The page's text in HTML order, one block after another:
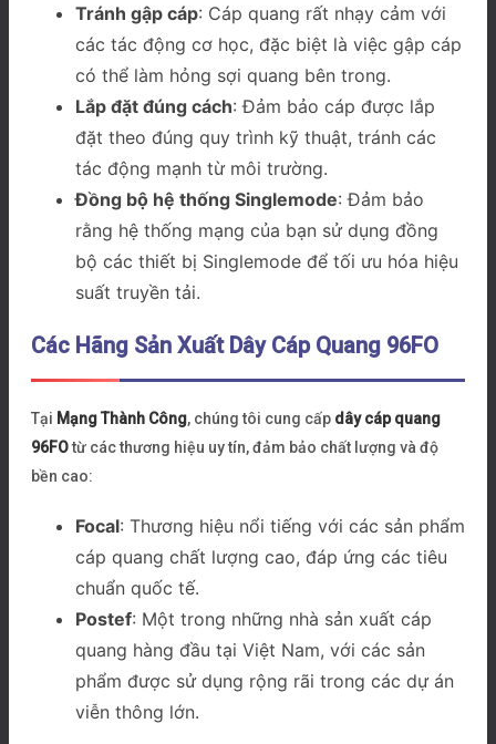
Tránh gập cáp: Cáp quang rất nhạy cảm với
các tác động cơ học, đặc biệt là việc gập cáp
có thể làm hỏng sợi quang bên trong.
Lắp đặt đúng cách: Đảm bảo cáp được lắp
đặt theo đúng quy trình kỹ thuật, tránh các
tác động mạnh từ môi trường.
Đồng bộ hệ thống Singlemode: Đảm bảo
rằng hệ thống mạng của bạn sử dụng đồng
bộ các thiết bị Singlemode để tối ưu hóa hiệu
suất truyền tải.
Các Hãng Sản Xuất Dây Cáp Quang 96FO
Tại Mạng Thành Công, chúng tôi cung cấp dây cáp quang
96FOtừ các thương hiệu uy tín, đảm bảo chất lượng và độ
bền cao:
Focal: Thương hiệu nổi tiếng với các sản phẩm
cáp quang chất lượng cao, đáp ứng các tiêu
chuẩn quốc tế.
Postef: Một trong những nhà sản xuất cáp
quang hàng đầu tại Việt Nam, với các sản
phẩm được sử dụng rộng rãi trong các dự án
viễn thông lớn.